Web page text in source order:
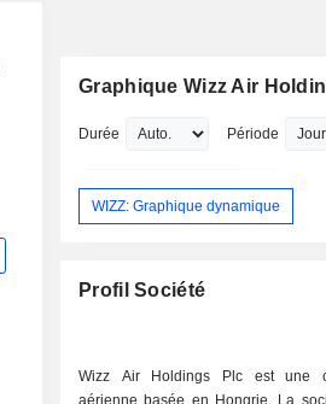
Graphique Wizz Air
Durée Période
WIZZ: Graphique dynamique
Profil Société
Wizz Air Holdings Plc est une
aérienne basée en Hongrie. La